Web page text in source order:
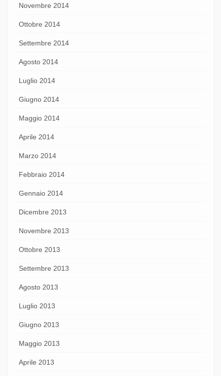
Novembre 2014
Ottobre 2014
Settembre 2014
Agosto 2014
Luglio 2014
Giugno 2014
Maggio 2014
Aprile 2014
Marzo 2014
Febbraio 2014
Gennaio 2014
Dicembre 2013
Novembre 2013
Ottobre 2013
Settembre 2013
Agosto 2013
Luglio 2013
Giugno 2013
Maggio 2013
Aprile 2013